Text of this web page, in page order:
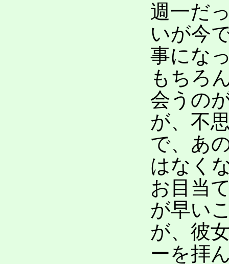
週一だ
いが今
事にな
もちろ
会うの
が、不
で、あ
はなく
お目当
が早い
が、彼
ーを拝